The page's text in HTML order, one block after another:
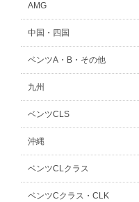
AMG
中国・四国
ベンツA・B・その他
九州
ベンツCLS
沖縄
ベンツCLクラス
ベンツCクラス・CLK